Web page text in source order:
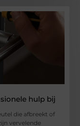
hulp bij
die afbreekt of
vervelende